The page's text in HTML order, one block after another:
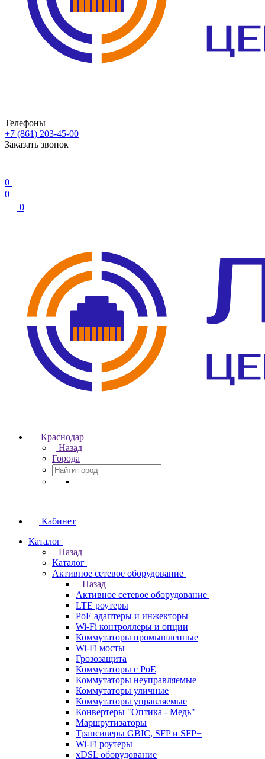
Телефоны
+7 (861) 203-45-00
Заказать звонок
0
0
0
Краснодар
Назад
Города
Кабинет
Каталог
Назад
Каталог
Активное сетевое оборудование
Назад
Активное сетевое оборудование
LTE роутеры
PoE адаптеры и инжекторы
Wi-Fi контроллеры и опции
Коммутаторы промышленные
Wi-Fi мосты
Грозозащита
Коммутаторы c PoE
Коммутаторы неуправляемые
Коммутаторы уличные
Коммутаторы управляемые
Конвертеры "Оптика - Медь"
Маршрутизаторы
Трансиверы GBIC, SFP и SFP+
Wi-Fi роутеры
xDSL оборудование